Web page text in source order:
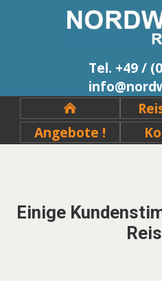
Tel. +49 /
Angebote !
Einige